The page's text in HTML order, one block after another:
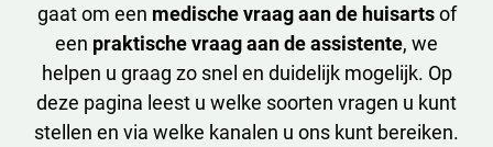
gaat om een medische vraag aan de huisartsof
een praktische vraag aan de assistente, we
helpen u graag zo snel en duidelijk mogelijk. Op
deze pagina leest u welke soorten vragen u kunt
stellen en via welke kanalen u ons kunt bereiken.